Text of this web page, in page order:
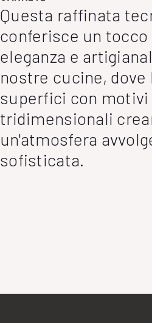
Questa raffinata
conferisce un tocco
eleganza e
nostre cucine, dove
superfici con motivi
tridimensionali
un'atmosfera
sofisticata.